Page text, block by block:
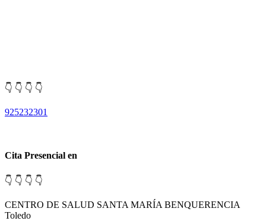
👇 👇 👇 👇
925232301
Cita Presencial en
👇 👇 👇 👇
CENTRO DE SALUD SANTA MARÍA BENQUERENCIA
Toledo